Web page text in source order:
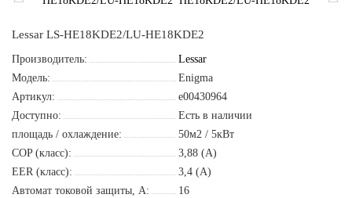
Lessar LS-HE18KDE2/LU-HE18KDE2
Производитель:
Lessar
Модель:
Enigma
Артикул:
e00430964
Доступно:
Есть в наличии
площадь / охлаждение:
50м2 / 5кВт
COP (класс):
3,88 (A)
EER (класс):
3,4 (A)
Автомат токовой защиты, A:
16